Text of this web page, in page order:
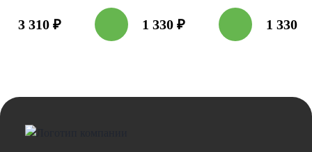
3 310 ₽ 1 330 ₽ 1 330